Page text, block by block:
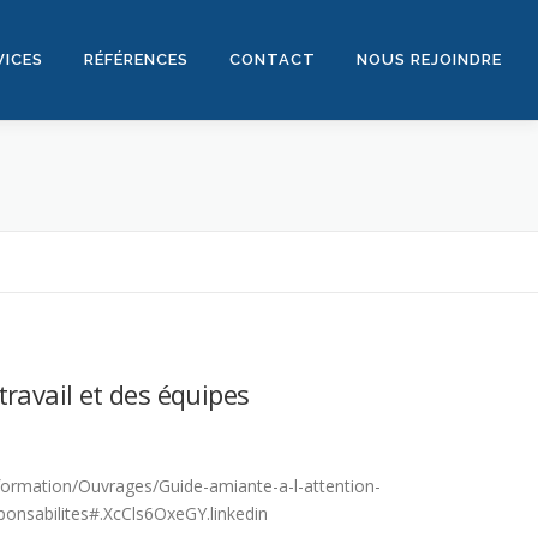
RÉFÉRENCES CONTACT NOUS REJOINDRE
et des équipes
Ouvrages/Guide-amiante-a-l-attention-